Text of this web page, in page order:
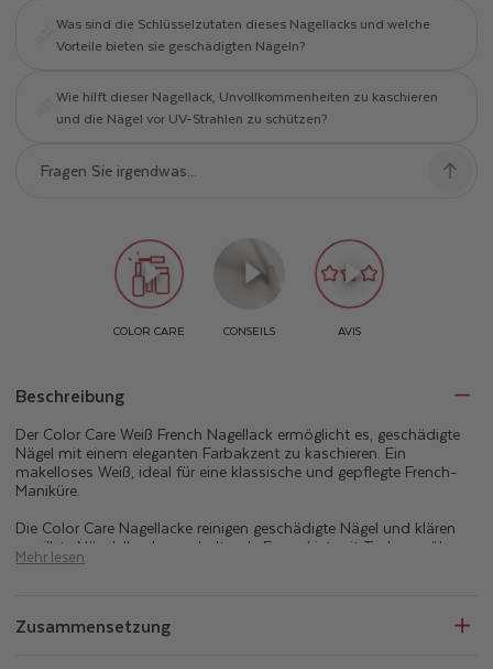
Was sind die Schlüsselzutaten dieses Nagellacks und welche
Vorteile bieten sie geschädigten Nägeln?
Wie hilft dieser Nagellack, Unvollkommenheiten zu kaschieren
und die Nägel vor UV-Strahlen zu schützen?
Beschreibung
Der Color Care Weiß French Nagellack ermöglicht es, geschädigte
Nägel mit einem eleganten Farbakzent zu kaschieren. Ein
makelloses Weiß, ideal für eine klassische und gepflegte French-
Maniküre.
Die Color Care Nagellacke reinigen geschädigte Nägel und klären
vergilbte Nägel. Ihre langanhaltende Formel ist mit Teebaumöl
angereichert, das für seine reinigenden Eigenschaften bekannt ist,
Ihre Nägel.
Mehr lesen
Zusammensetzung